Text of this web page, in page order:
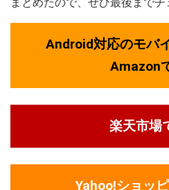
Android対応のモバ
Amazon
楽天市場
Yahoo!ショッ